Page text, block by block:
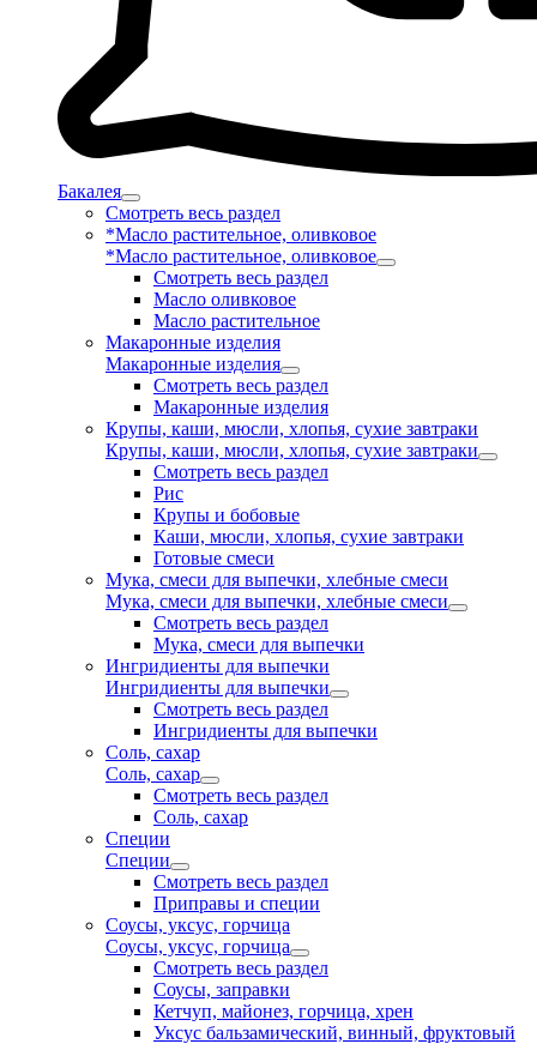
Бакалея
Смотреть весь раздел
*Масло растительное, оливковое
*Масло растительное, оливковое
Смотреть весь раздел
Масло оливковое
Масло растительное
Макаронные изделия
Макаронные изделия
Смотреть весь раздел
Макаронные изделия
Крупы, каши, мюсли, хлопья, сухие завтраки
Крупы, каши, мюсли, хлопья, сухие завтраки
Смотреть весь раздел
Рис
Крупы и бобовые
Каши, мюсли, хлопья, сухие завтраки
Готовые смеси
Мука, смеси для выпечки, хлебные смеси
Мука, смеси для выпечки, хлебные смеси
Смотреть весь раздел
Мука, смеси для выпечки
Ингридиенты для выпечки
Ингридиенты для выпечки
Смотреть весь раздел
Ингридиенты для выпечки
Соль, сахар
Соль, сахар
Смотреть весь раздел
Соль, сахар
Специи
Специи
Смотреть весь раздел
Приправы и специи
Соусы, уксус, горчица
Соусы, уксус, горчица
Смотреть весь раздел
Соусы, заправки
Кетчуп, майонез, горчица, хрен
Уксус бальзамический, винный, фруктовый